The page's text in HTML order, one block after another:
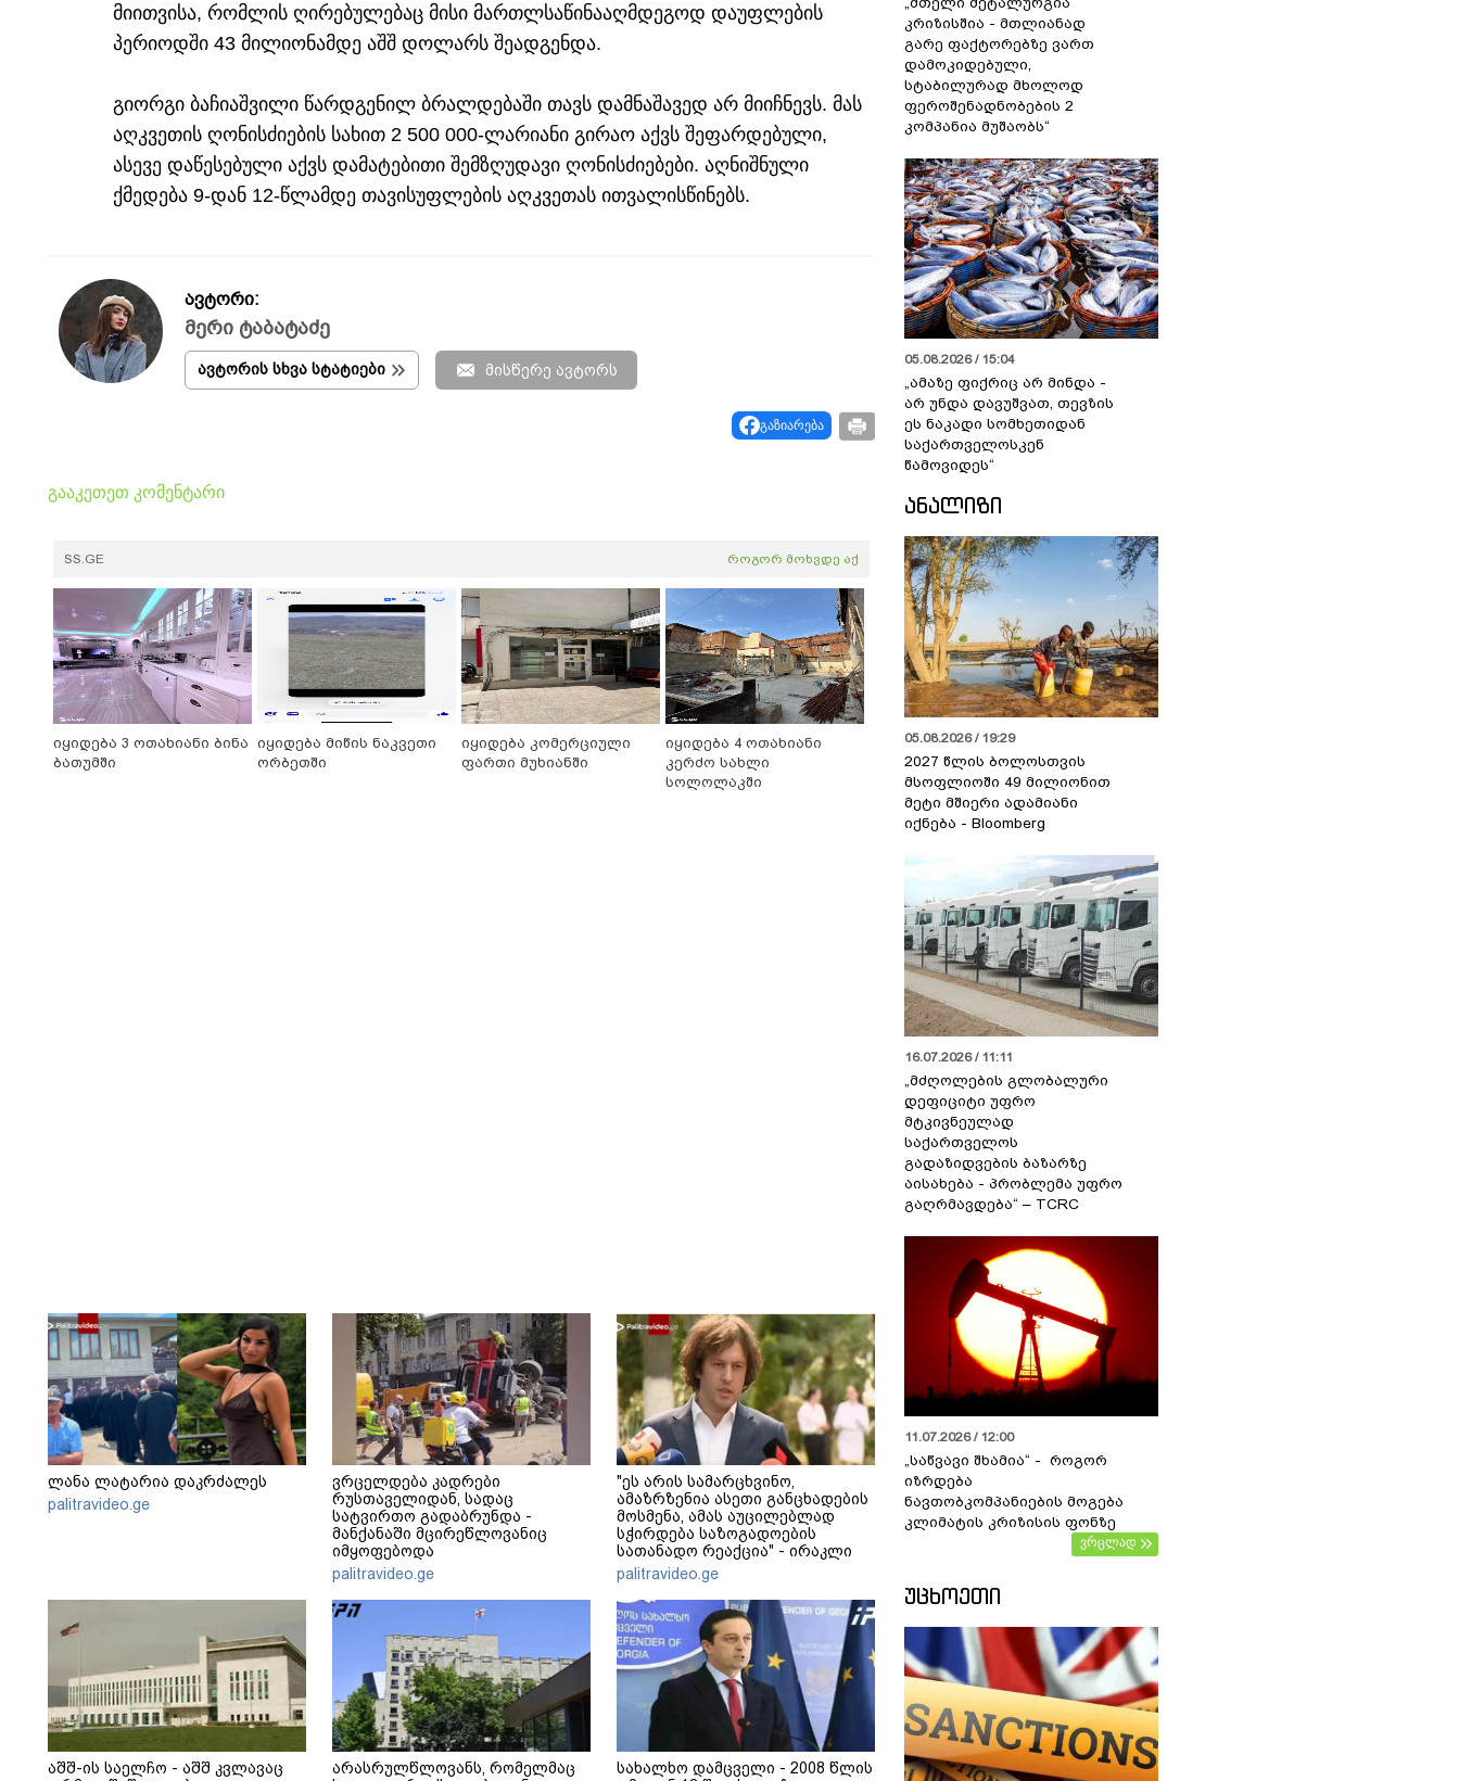
მიითვისა, რომლის ღირებულებაც მისი მართლსაწინააღმდეგოდ დაუფლების
პერიოდში 43 მილიონამდე აშშ დოლარს შეადგენდა.
გიორგი ბაჩიაშვილი წარდგენილ ბრალდებაში თავს დამნაშავედ არ მიიჩნევს. მას
აღკვეთის ღონისძიების სახით 2 500 000-ლარიანი გირაო აქვს შეფარდებული,
ასევე დაწესებული აქვს დამატებითი შემზღუდავი ღონისძიებები. აღნიშნული
ქმედება 9-დან 12-წლამდე თავისუფლების აღკვეთას ითვალისწინებს.
ავტორი:
მერი ტაბატაძე
ავტორის სხვა სტატიები მისწერე ავტორს
გაზიარება
გააკეთეთ კომენტარი
SS.GE როგორ მოხვდე აქ
იყიდება 3 ოთახიანი ბინა
ბათუმში
იყიდება მიწის ნაკვეთი
ორბეთში
იყიდება კომერციული
ფართი მუხიანში
იყიდება 4 ოთახიანი
კერძო სახლი
სოლოლაკში
ლანა ლატარია დაკრძალეს
palitravideo.ge
ვრცელდება კადრები
რუსთაველიდან, სადაც
სატვირთო გადაბრუნდა -
მანქანაში მცირეწლოვანიც
იმყოფებოდა
palitravideo.ge
"ეს არის სამარცხვინო,
ამაზრზენია ასეთი განცხადების
მოსმენა, ამას აუცილებლად
სჭირდება საზოგადოების
სათანადო რეაქცია" - ირაკლი
კობახიძე
palitravideo.ge
აშშ-ის საელჩო - აშშ კვლავაც
არასრულწლოვანს, რომელმაც
სახალხო დამცველი - 2008 წლის
კრიზისშია - მთლიანად
გარე ფაქტორებზე ვართ
დამოკიდებული,
სტაბილურად მხოლოდ
ფეროშენადნობების 2
კომპანია მუშაობს“
05.08.2026 / 15:04
„ამაზე ფიქრიც არ მინდა -
არ უნდა დავუშვათ, თევზის
ეს ნაკადი სომხეთიდან
საქართველოსკენ
წამოვიდეს“
ᲐᲜᲐᲚᲘᲖᲘ
05.08.2026 / 19:29
2027 წლის ბოლოსთვის
მსოფლიოში 49 მილიონით
მეტი მშიერი ადამიანი
იქნება - Bloomberg
16.07.2026 / 11:11
„მძღოლების გლობალური
დეფიციტი უფრო
მტკივნეულად
საქართველოს
გადაზიდვების ბაზარზე
აისახება - პრობლემა უფრო
გაღრმავდება“ – TCRC
11.07.2026 / 12:00
„საწვავი შხამია“ - როგორ
იზრდება
ნავთობკომპანიების მოგება
კლიმატის კრიზისის ფონზე
ვრცლად
ᲣᲪᲮᲝᲔᲗᲘ